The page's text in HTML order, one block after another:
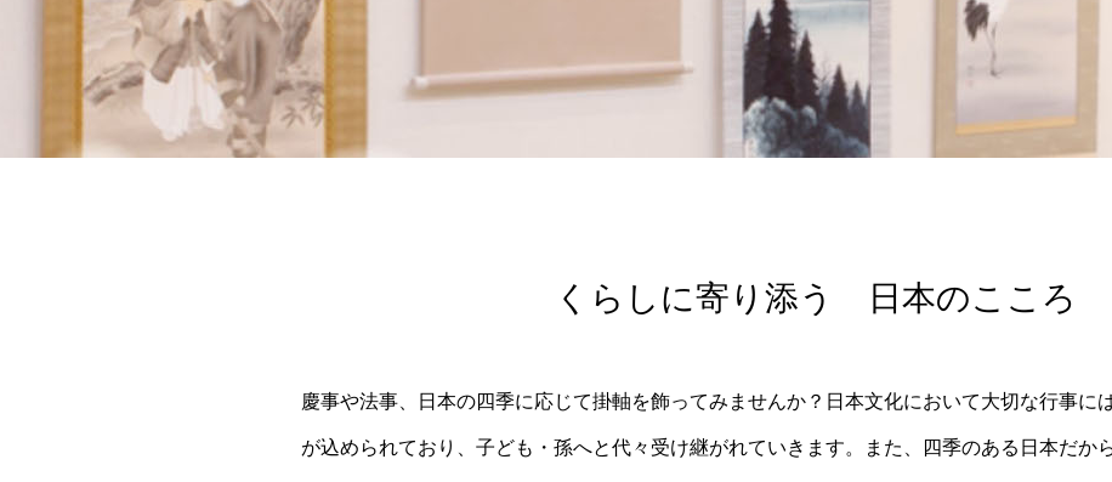
くらしに寄り添う 日本のこころ
慶事や法事、日本の四季に応じて掛軸を飾ってみませんか？日本文化において大切な行事に
が込められており、子ども・孫へと代々受け継がれていきます。また、四季のある日本だか